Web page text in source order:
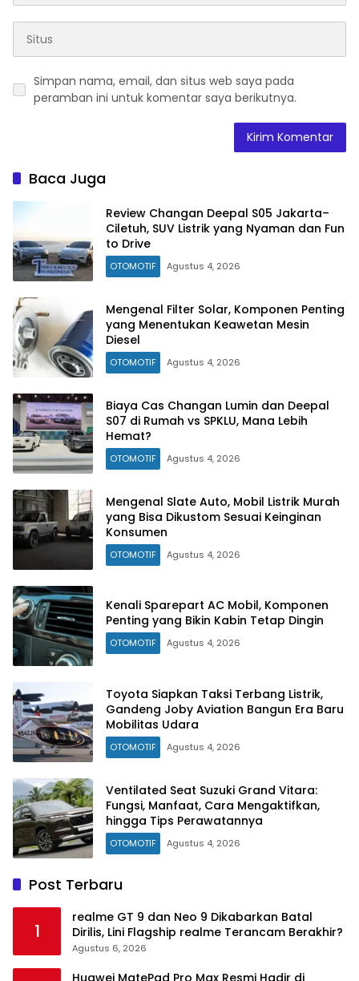
Simpan nama, email, dan situs web saya pada
peramban ini untuk komentar saya berikutnya.
Baca Juga
Review Changan Deepal S05 Jakarta–
Ciletuh, SUV Listrik yang Nyaman dan Fun
to Drive
OTOMOTIF Agustus 4, 2026
Mengenal Filter Solar, Komponen Penting
yang Menentukan Keawetan Mesin
Diesel
OTOMOTIF Agustus 4, 2026
Biaya Cas Changan Lumin dan Deepal
S07 di Rumah vs SPKLU, Mana Lebih
Hemat?
OTOMOTIF Agustus 4, 2026
Mengenal Slate Auto, Mobil Listrik Murah
yang Bisa Dikustom Sesuai Keinginan
Konsumen
OTOMOTIF Agustus 4, 2026
Kenali Sparepart AC Mobil, Komponen
Penting yang Bikin Kabin Tetap Dingin
OTOMOTIF Agustus 4, 2026
Toyota Siapkan Taksi Terbang Listrik,
Gandeng Joby Aviation Bangun Era Baru
Mobilitas Udara
OTOMOTIF Agustus 4, 2026
Ventilated Seat Suzuki Grand Vitara:
Fungsi, Manfaat, Cara Mengaktifkan,
hingga Tips Perawatannya
OTOMOTIF Agustus 4, 2026
Post Terbaru
1
realme GT 9 dan Neo 9 Dikabarkan Batal
Dirilis, Lini Flagship realme Terancam Berakhir?
Agustus 6, 2026